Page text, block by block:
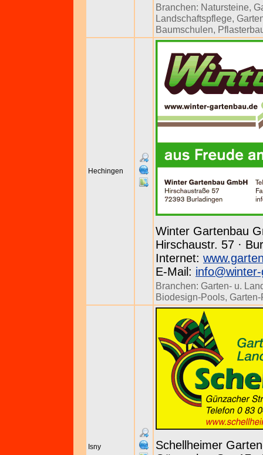
Branchen: Natursteine,
Landschaftspflege,
Baumschulen,
Hechingen
Winter Gartenbau
Hirschaustr. 57 ·
Internet:
E-Mail:
Branchen: Garten- u.
Biodesign-Pools,
Isny
Schellheimer